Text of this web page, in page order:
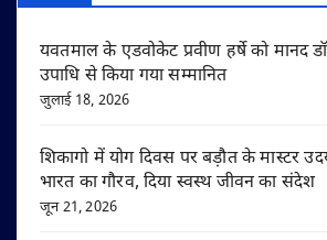
यवतमाल के एडवोकेट प्रवीण हर्षे को मानद
उपाधि से किया गया सम्मानित
जुलाई 18, 2026
शिकागो में योग दिवस पर बड़ौत के मास्टर
भारत का गौरव, दिया स्वस्थ जीवन का संदेश
जून 21, 2026